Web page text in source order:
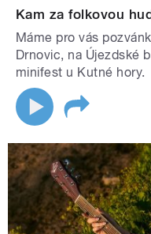
Kam za folkovou
Máme pro vás
Drnovic, na Újezdské
minifest u Kutné hory.